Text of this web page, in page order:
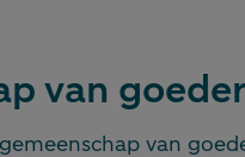
van
van